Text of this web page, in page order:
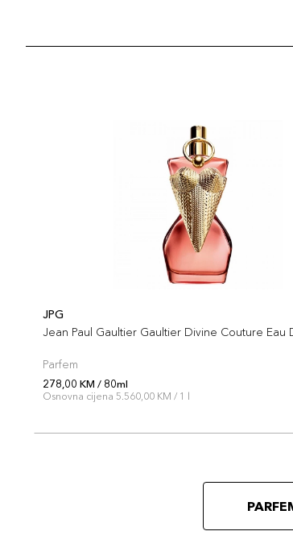
JPG
Jean Paul Gaultier Gaultier Divine Couture Eau
Parfem
278,00 KM / 80ml
Osnovna cijena 5.560,00 KM / 1 l